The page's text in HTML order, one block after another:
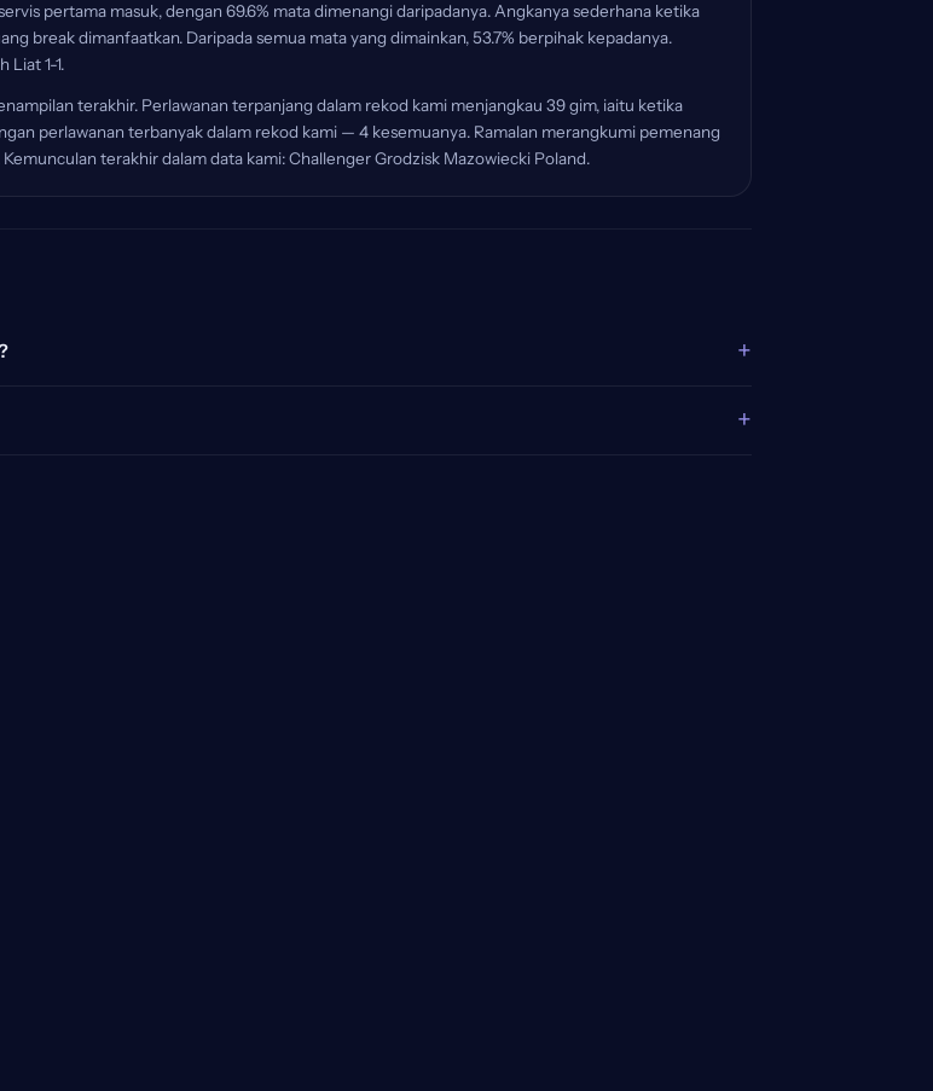
pertama masuk, dengan 69.6% mata dimenangi daripadanya. Angkanya sederhana ketika
break dimanfaatkan. Daripada semua mata yang dimainkan, 53.7% berpihak kepadanya.
Liat 1-1.
terakhir. Perlawanan terpanjang dalam rekod kami menjangkau 39 gim, iaitu ketika
perlawanan terbanyak dalam rekod kami — 4 kesemuanya. Ramalan merangkumi pemenang
terakhir dalam data kami: Challenger Grodzisk Mazowiecki Poland.
+
+